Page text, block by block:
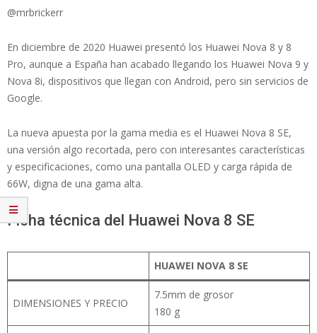
@mrbrickerr
En diciembre de 2020 Huawei presentó los Huawei Nova 8 y 8
Pro, aunque a España han acabado llegando los Huawei Nova 9 y
Nova 8i, dispositivos que llegan con Android, pero sin servicios de
Google.
La nueva apuesta por la gama media es el Huawei Nova 8 SE,
una versión algo recortada, pero con interesantes características
y especificaciones, como una pantalla OLED y carga rápida de
66W, digna de una gama alta.
Ficha técnica del Huawei Nova 8 SE
HUAWEI NOVA 8 SE
DIMENSIONES Y PRECIO
7.5mm de grosor
180 g